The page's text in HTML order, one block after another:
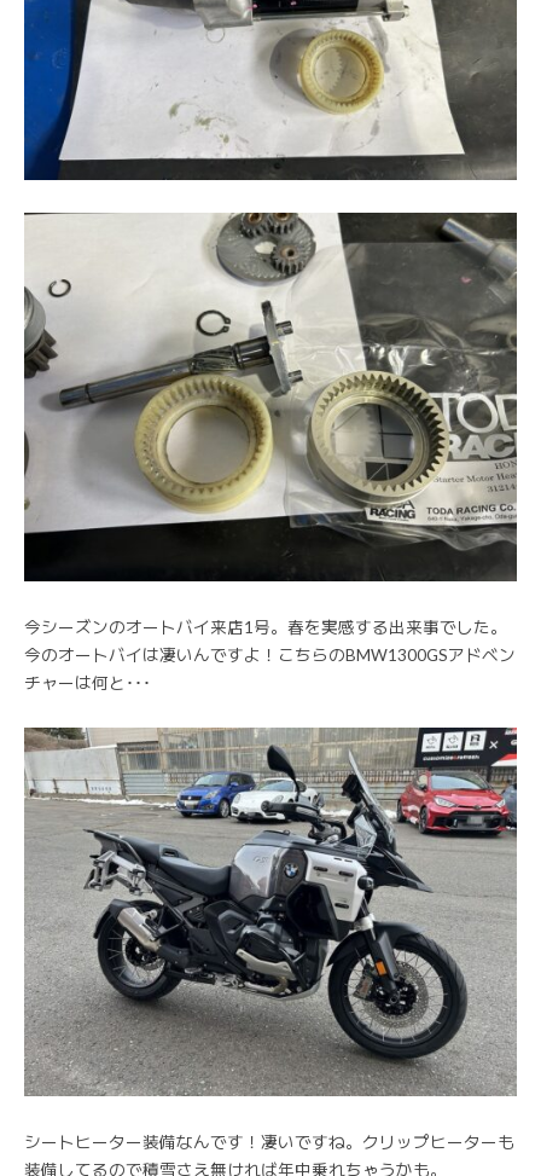
今シーズンのオートバイ来店1号。春を実感する出来事でした。
今のオートバイは凄いんですよ！こちらのBMW1300GSアドベン
チャーは何と･･･
シートヒーター装備なんです！凄いですね。クリップヒーターも
装備してるので積雪さえ無ければ年中乗れちゃうかも。